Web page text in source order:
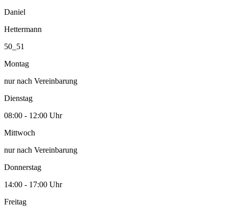
Daniel
Hettermann
50_51
Montag
nur nach Vereinbarung
Dienstag
08:00 - 12:00 Uhr
Mittwoch
nur nach Vereinbarung
Donnerstag
14:00 - 17:00 Uhr
Freitag